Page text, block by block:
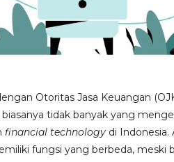
Otoritas Jasa Keuangan
tidak banyak yang
financial technology di Indonesia.
fungsi yang berbeda, meski